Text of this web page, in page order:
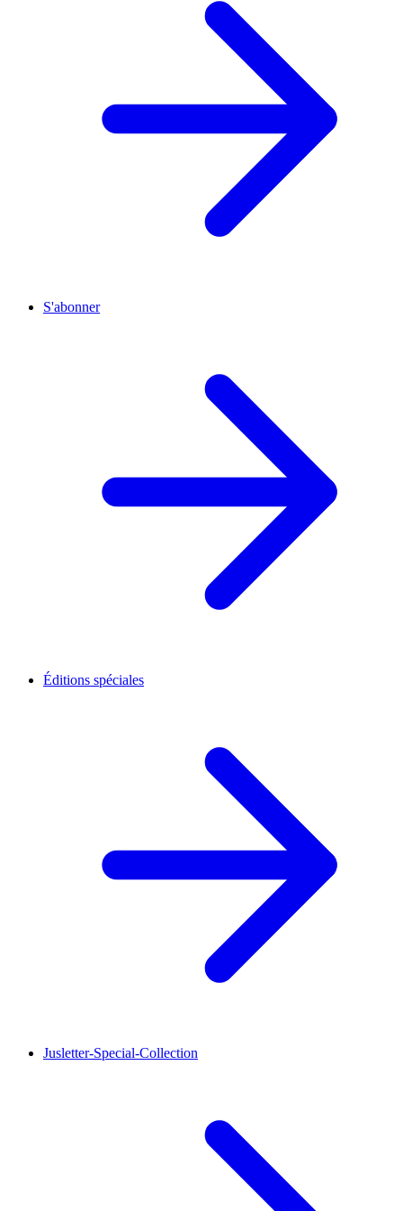
S'abonner
Éditions spéciales
Jusletter-Special-Collection